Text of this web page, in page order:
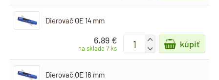
Dierovač OE 14 mm
6,89 €
na sklade 7 ks
+
-
kúpiť
Dierovač OE 16 mm